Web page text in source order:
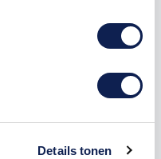
Details tonen
pictogram